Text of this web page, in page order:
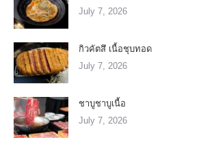
July 7, 2026
กิวคัตสึ เนื้อชุบทอด
July 7, 2026
ชาบูชาบูเนื้อ
July 7, 2026